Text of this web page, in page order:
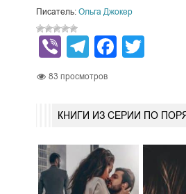
Писатель: Ольга Джокер
ViberTelegram
83 просмотров
КНИГИ ИЗ СЕРИИ ПО